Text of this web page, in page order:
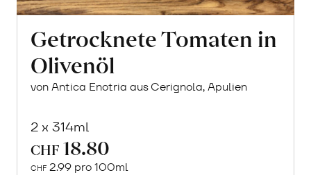
Getrocknete Tomaten in
Olivenöl
von Antica Enotria aus Cerignola, Apulien
2 x 314ml
CHF 18.80
CHF 2.99 pro 100ml